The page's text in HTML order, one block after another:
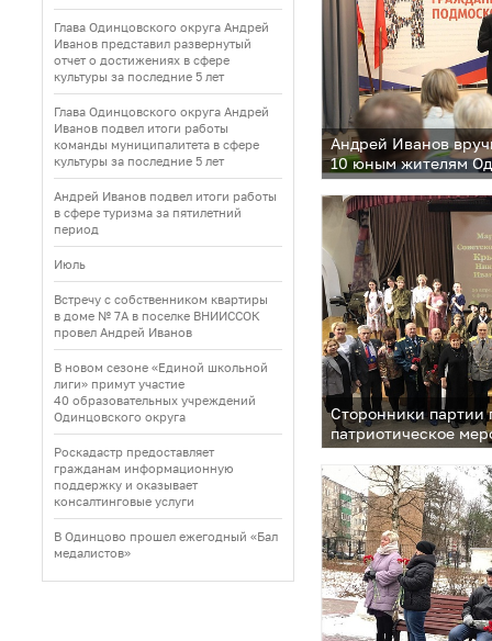
Глава Одинцовского округа Андрей
Иванов представил развернутый
отчет о достижениях в сфере
культуры за последние 5 лет
Глава Одинцовского округа Андрей
Иванов подвел итоги работы
команды муниципалитета в сфере
культуры за последние 5 лет
Андрей Иванов подвел итоги работы
в сфере туризма за пятилетний
период
Июль
Встречу с собственником квартиры
в доме № 7А в поселке ВНИИССОК
провел Андрей Иванов
В новом сезоне «Единой школьной
лиги» примут участие
40 образовательных учреждений
Одинцовского округа
Роскадастр предоставляет
гражданам информационную
поддержку и оказывает
консалтинговые услуги
В Одинцово прошел ежегодный «Бал
медалистов»
Андрей Иванов
10 юным жителям
Сторонники партии
патриотическое
героев» в Одинцово